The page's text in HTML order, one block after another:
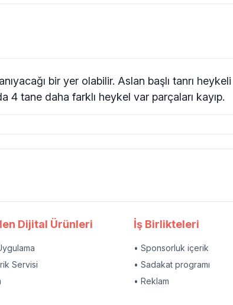
bir yer olabilir. Aslan başlı tanrı heykeli
4 tane daha farklı heykel var parçaları kayıp.
Dijital Ürünleri
Servisi
İş Birlikteleri
• Sponsorluk içerik
• Sadakat programı
• Reklam